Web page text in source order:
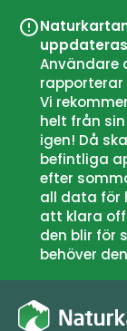
Användare
Vi
helt från
igen! Då
befintliga
efter
all data för
att klara
den blir för
behöver